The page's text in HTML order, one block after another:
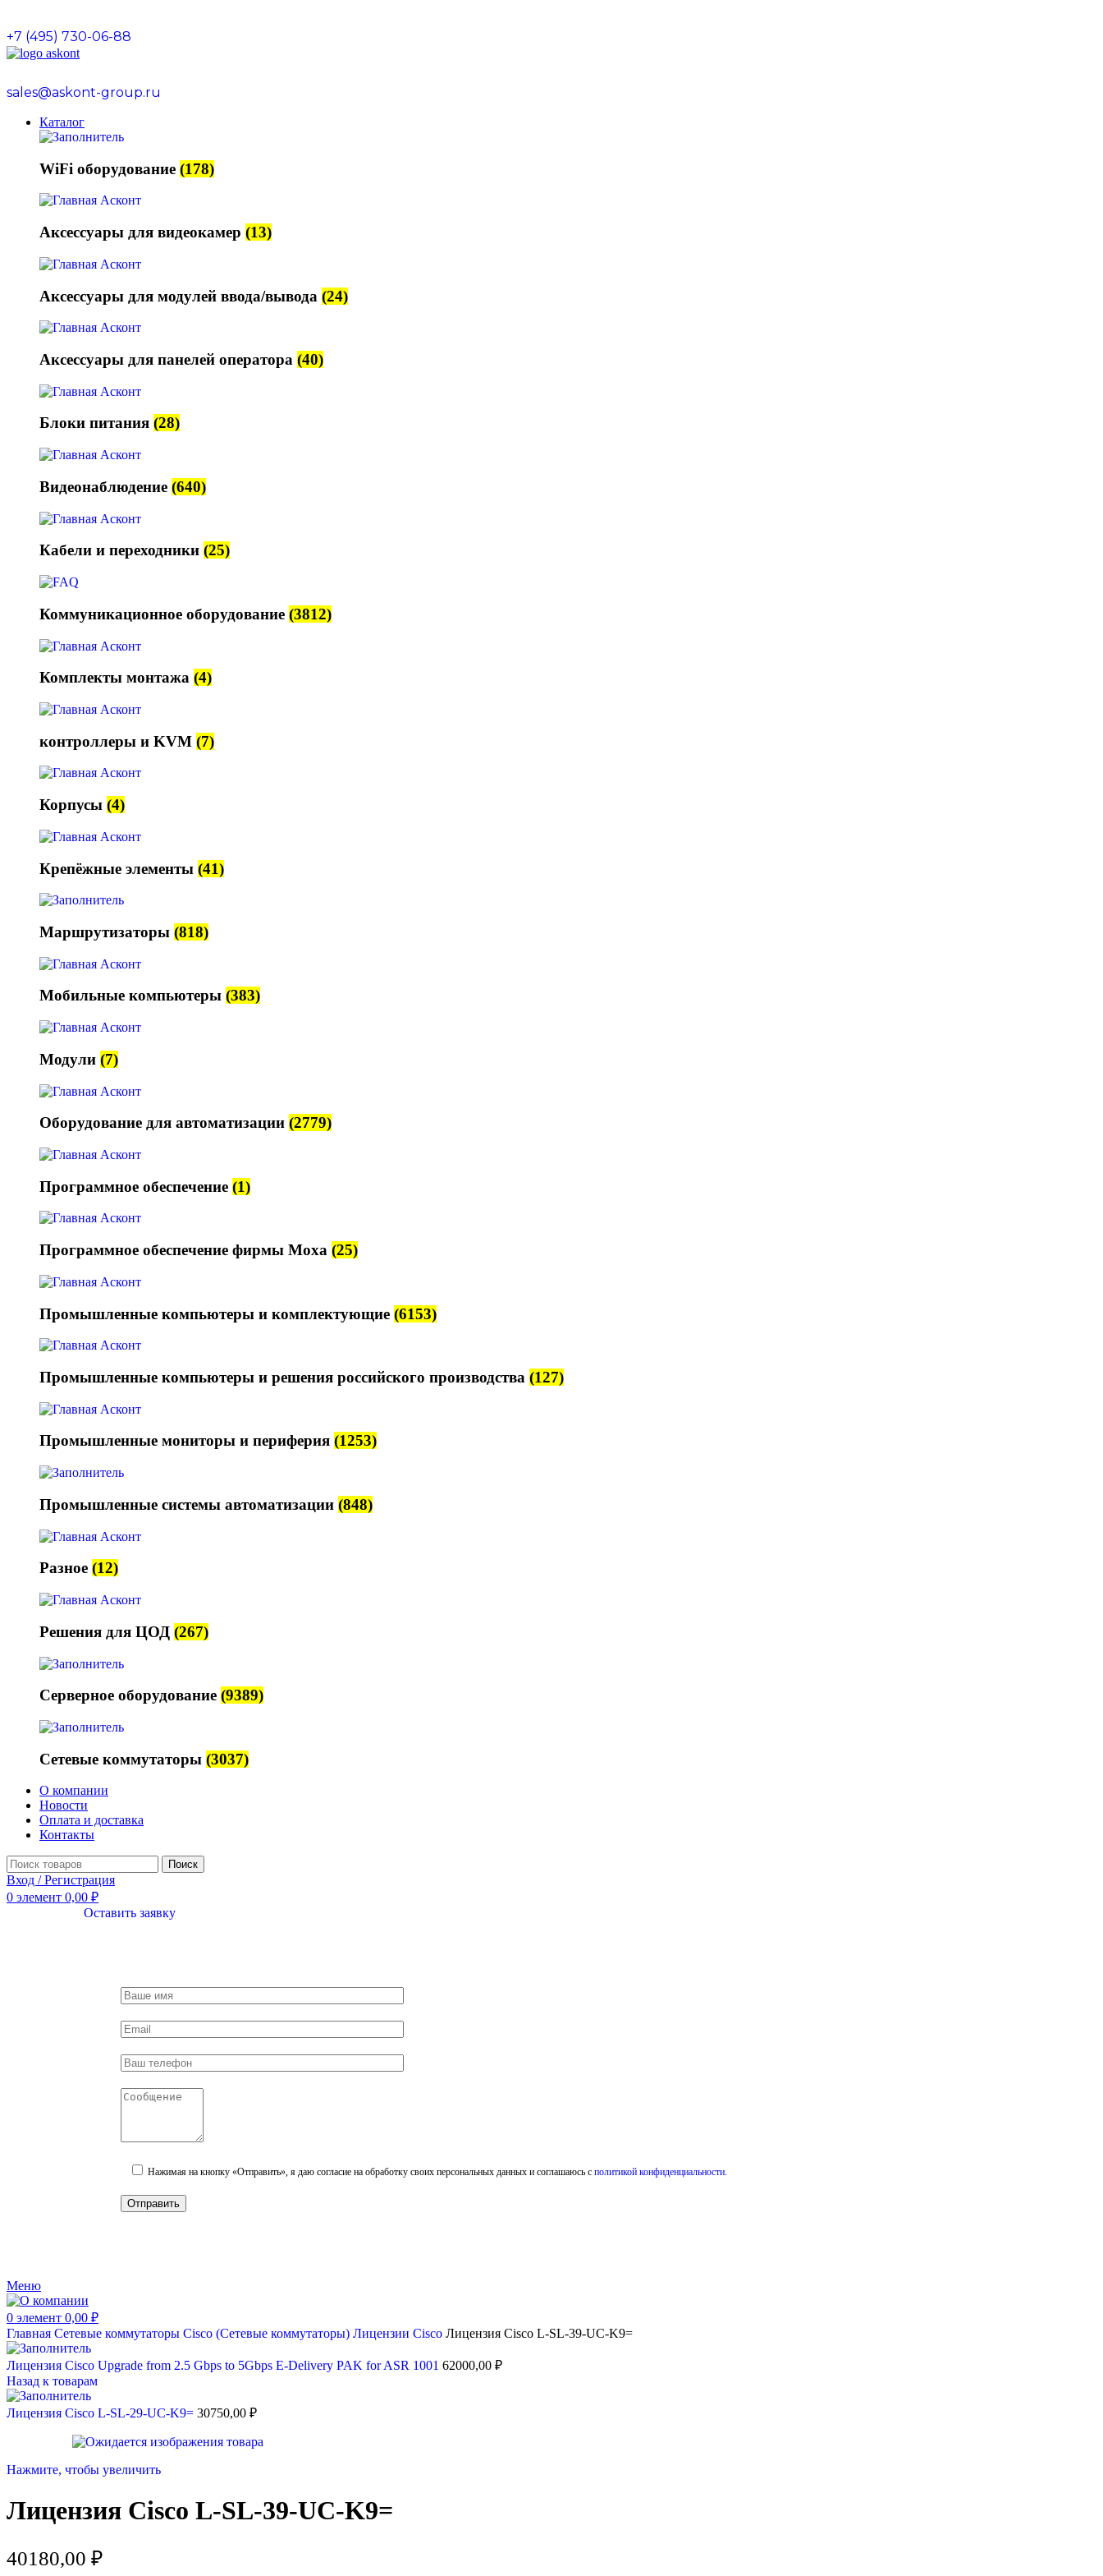
+7 (495) 730-06-88
sales@askont-group.ru
Каталог
WiFi оборудование (178)
Аксессуары для видеокамер (13)
Аксессуары для модулей ввода/вывода (24)
Аксессуары для панелей оператора (40)
Блоки питания (28)
Видеонаблюдение (640)
Кабели и переходники (25)
Коммуникационное оборудование (3812)
Комплекты монтажа (4)
контроллеры и KVM (7)
Корпусы (4)
Крепёжные элементы (41)
Маршрутизаторы (818)
Мобильные компьютеры (383)
Модули (7)
Оборудование для автоматизации (2779)
Программное обеспечение (1)
Программное обеспечение фирмы Moxa (25)
Промышленные компьютеры и комплектующие (6153)
Промышленные компьютеры и решения российского производства (127)
Промышленные мониторы и периферия (1253)
Промышленные системы автоматизации (848)
Разное (12)
Решения для ЦОД (267)
Серверное оборудование (9389)
Сетевые коммутаторы (3037)
О компании
Новости
Оплата и доставка
Контакты
Поиск
Вход / Регистрация
0 элемент 0,00 ₽
Оставить заявку
Нажимая на кнопку «Отправить», я даю согласие на обработку своих персональных данных и соглашаюсь с политикой конфиденциальности.
Меню
0 элемент 0,00 ₽
Главная Сетевые коммутаторы Cisco (Сетевые коммутаторы) Лицензии Cisco Лицензия Cisco L-SL-39-UC-K9=
Лицензия Cisco Upgrade from 2.5 Gbps to 5Gbps E-Delivery PAK for ASR 1001 62000,00 ₽
Назад к товарам
Лицензия Cisco L-SL-29-UC-K9= 30750,00 ₽
Нажмите, чтобы увеличить
Лицензия Cisco L-SL-39-UC-K9=
40180,00 ₽